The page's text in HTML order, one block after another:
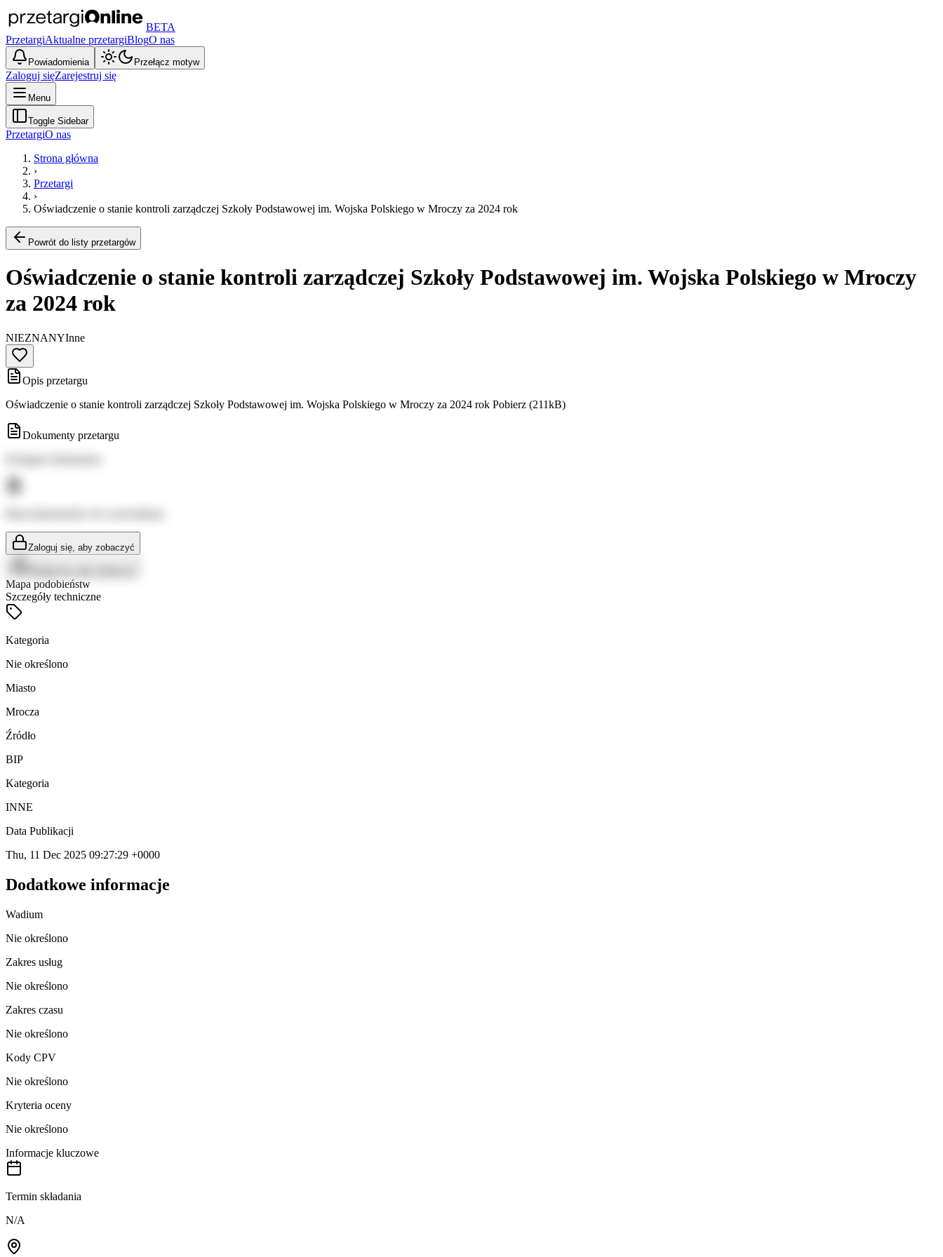
BETA
PrzetargiAktualne przetargiBlogO nas
Powiadomienia Przełącz motyw
Zaloguj sięZarejestruj się
Menu
Toggle Sidebar
PrzetargiO nas
Strona główna
›
Przetargi
›
Oświadczenie o stanie kontroli zarządczej Szkoły Podstawowej im. Wojska Polskiego w Mroczy za 2024 rok
Powrót do listy przetargów
Oświadczenie o stanie kontroli zarządczej Szkoły Podstawowej im. Wojska Polskiego w Mroczy
za 2024 rok
NIEZNANYInne
Opis przetargu
Oświadczenie o stanie kontroli zarządczej Szkoły Podstawowej im. Wojska Polskiego w Mroczy za 2024 rok Pobierz (211kB)
Dokumenty przetargu
Zaloguj się, aby zobaczyć
Mapa podobieństw
Szczegóły techniczne
Kategoria
Nie określono
Miasto
Mrocza
Źródło
BIP
Kategoria
INNE
Data Publikacji
Thu, 11 Dec 2025 09:27:29 +0000
Dodatkowe informacje
Wadium
Nie określono
Zakres usług
Nie określono
Zakres czasu
Nie określono
Kody CPV
Nie określono
Kryteria oceny
Nie określono
Informacje kluczowe
Termin składania
N/A